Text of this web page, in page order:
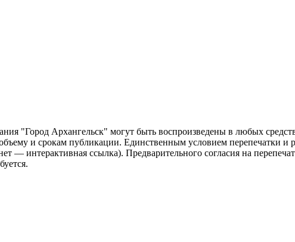
"Город Архангельск" могут быть воспроизведены в любых
и срокам публикации. Единственным условием перепечатки и
— интерактивная ссылка). Предварительного согласия на